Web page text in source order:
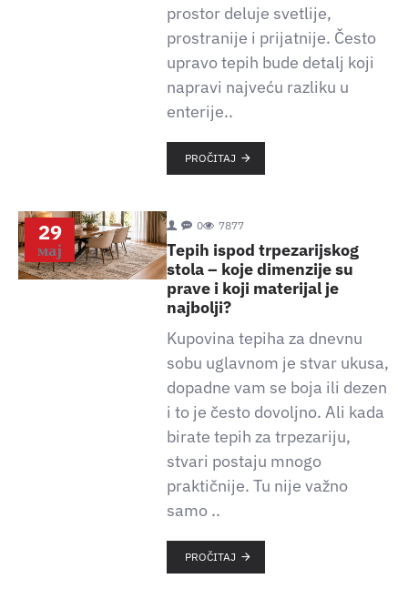
prostor deluje svetlije,
prostranije i prijatnije. Često
upravo tepih bude detalj koji
napravi najveću razliku u
enterije..
PROČITAJ
29
мај
0 7877
Tepih ispod trpezarijskog
stola – koje dimenzije su
prave i koji materijal je
najbolji?
Kupovina tepiha za dnevnu
sobu uglavnom je stvar ukusa,
dopadne vam se boja ili dezen
i to je često dovoljno. Ali kada
birate tepih za trpezariju,
stvari postaju mnogo
praktičnije. Tu nije važno
samo ..
PROČITAJ